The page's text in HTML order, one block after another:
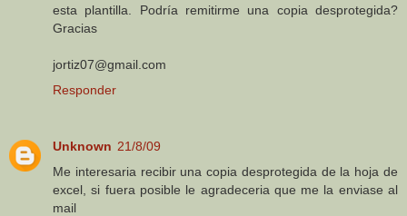
esta plantilla. Podría remitirme una copia desprotegida?
Gracias
jortiz07@gmail.com
Responder
Unknown 21/8/09
Me interesaria recibir una copia desprotegida de la hoja de
excel, si fuera posible le agradeceria que me la enviase al
mail